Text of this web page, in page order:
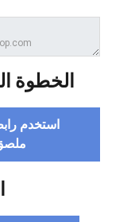
الخطوة
استخدم